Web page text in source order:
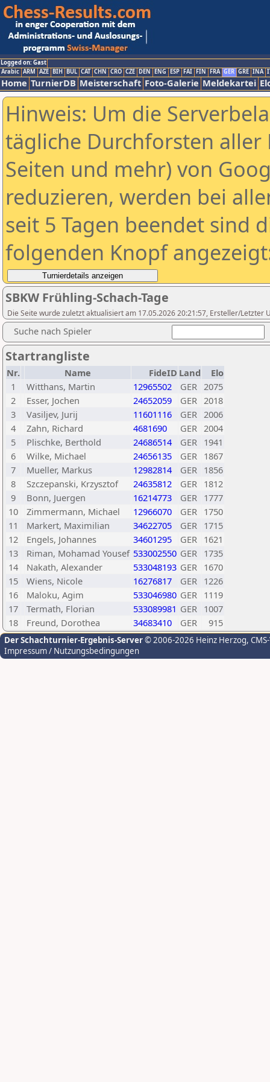
Logged on: Gast
Arabic ARM AZE BIH BUL CAT CHN CRO CZE DEN ENG ESP FAI FIN FRA GER GRE INA
Home TurnierDB Meisterschaft Foto-Galerie Meldekartei
Hinweis: Um die
tägliche Durchforsten aller
Seiten und mehr) von
reduzieren, werden bei
seit 5 Tagen beendet sind
folgenden Knopf
SBKW Frühling-Schach-Tage
Die Seite wurde zuletzt aktualisiert am 17.05.2026 20:21:57, Ersteller/Letzter
Suche nach Spieler
Startrangliste
Nr. Name FideID Land
Elo
1
Witthans, Martin 12965502 GER 2075
2
Esser, Jochen 24652059 GER 2018
3
Vasiljev, Jurij 11601116 GER 2006
4
Zahn, Richard 4681690 GER 2004
5
Plischke, Berthold 24686514 GER 1941
6
Wilke, Michael 24656135 GER 1867
7
Mueller, Markus 12982814 GER 1856
8
Szczepanski, Krzysztof 24635812 GER 1812
9
Bonn, Juergen 16214773 GER 1777
10
Zimmermann, Michael 12966070 GER 1750
11
Markert, Maximilian 34622705 GER 1715
12
Engels, Johannes 34601295 GER 1621
13
Riman, Mohamad Yousef 533002550 GER 1735
14
Nakath, Alexander 533048193 GER 1670
15
Wiens, Nicole 16276817 GER 1226
16
Maloku, Agim 533046980 GER 1119
17
Termath, Florian 533089981 GER 1007
18
Freund, Dorothea 34683410 GER 915
Der Schachturnier-Ergebnis-Server© 2006-2026 Heinz Herzog,
Impressum / Nutzungsbedingungen